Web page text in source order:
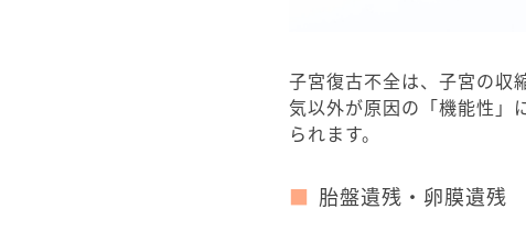
子宮復古不全は、子宮の収
気以外が原因の「機能性」
られます。
胎盤遺残・卵膜遺残